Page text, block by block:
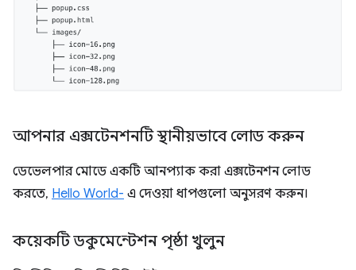
আপনার এক্সটেনশনটি স্থানীয়ভাবে লোড করুন
ডেভেলপার মোডে একটি আনপ্যাক করা এক্সটেনশন লোড
করতে, Hello World- এ দেওয়া ধাপগুলো অনুসরণ করুন।
কয়েকটি ডকুমেন্টেশন পৃষ্ঠা খুলুন